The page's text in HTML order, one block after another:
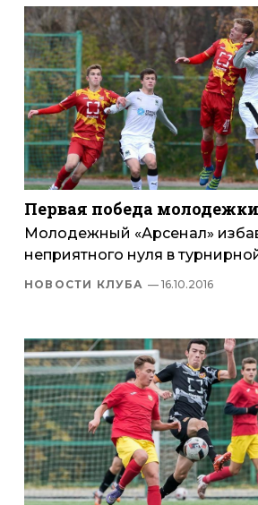
Первая победа молодежки
Молодежный «Арсенал»
неприятного нуля в
НОВОСТИ КЛУБА — 16.10.2016